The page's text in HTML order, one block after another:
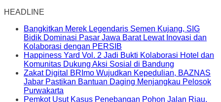
HEADLINE
Bangkitkan Merek Legendaris Semen Kujang, SIG
Bidik Dominasi Pasar Jawa Barat Lewat Inovasi dan
Kolaborasi dengan PERSIB
Happiness Yard Vol. 2 Jadi Bukti Kolaborasi Hotel dan
Komunitas Dukung Aksi Sosial di Bandung
Zakat Digital BRImo Wujudkan Kepedulian, BAZNAS
Jabar Pastikan Bantuan Daging Menjangkau Pelosok
Purwakarta
Pemkot Usut Kasus Penebangan Pohon Jalan Riau,